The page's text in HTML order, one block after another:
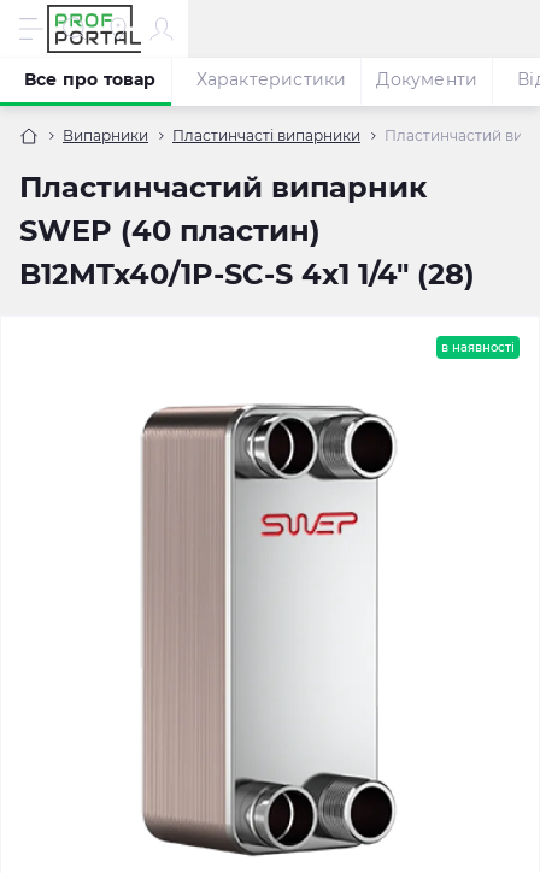
Випарники Пластинчасті випарники Пластинчастий
Пластинчастий випарник
SWEP (40 пластин)
B12MTx40/1P-SC-S 4x1 1/4" (28)
Все про товар Характеристики Документи
в наявності